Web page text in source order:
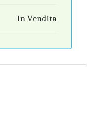
In Vendita